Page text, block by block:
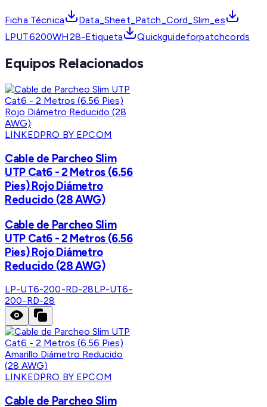
Ficha Técnica
Data_Sheet_Patch_Cord_Slim_es
LPUT6200WH28-Etiqueta
Quickguideforpatchcords
Equipos Relacionados
LINKEDPRO BY EPCOM
Cable de Parcheo Slim
UTP Cat6 - 2 Metros (6.56
Pies) Rojo Diámetro
Reducido (28 AWG)
Cable de Parcheo Slim
UTP Cat6 - 2 Metros (6.56
Pies) Rojo Diámetro
Reducido (28 AWG)
LP-UT6-200-RD-28LP-UT6-
200-RD-28
LINKEDPRO BY EPCOM
Cable de Parcheo Slim